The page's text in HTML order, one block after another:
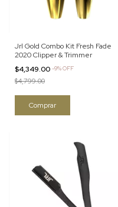
Jrl Gold Combo Kit Fresh Fade
2020 Clipper & Trimmer
$4,349.00 -9%OFF
$4,799.00